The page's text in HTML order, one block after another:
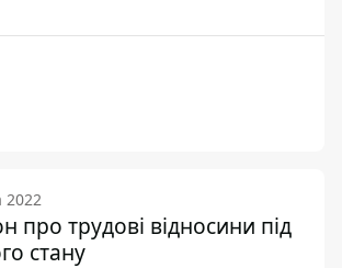
2022
про трудові відносини під
стану